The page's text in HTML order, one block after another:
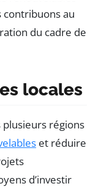
contribuons au
du cadre de
locales
régions
et réduire
d’investir